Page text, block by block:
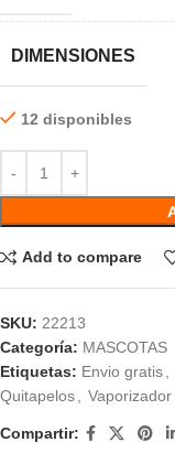
DIMENSIONES
12 disponibles
Add to compare
SKU: 22213
Categoría: MASCOTAS
Etiquetas: Envio gratis
Quitapelos
Vaporizador
Compartir: